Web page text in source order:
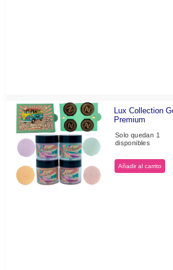
Lux Collection
Premium
Solo quedan 1
disponibles
Añadir al carrito